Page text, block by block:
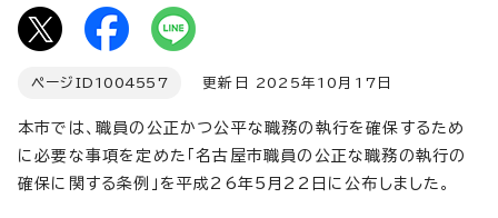
ページID 1004557 更新日 2025年10月17日
本市では、職員の公正かつ公平な職務の執行を確保するため
に必要な事項を定めた「名古屋市職員の公正な職務の執行の
確保に関する条例」を平成26年5月22日に公布しました。